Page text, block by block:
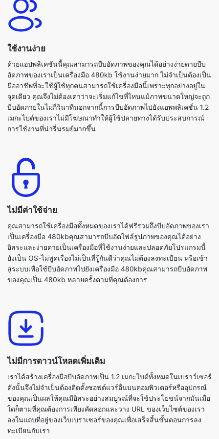
ใช้งานง่าย
ด้วยแอปพลิเคชันนี้คุณสามารถบีบอัดภาพของคุณได้อย่างง่ายดายบีบ
อัดภาพของเราเป็นเครื่องมือ 480kb ใช้งานง่ายมาก ไม่จำเป็นต้องเป็น
จุดเดียว คุณจึงไม่ต้องเดาว่าจะเริ่มแก้ไขที่ไหนแม้ภาพขนาดใหญ่จะถูก
บีบอัดภายในไม่กี่วินาทีนอกจากนี้การบีบอัดภาพไปยังแอพพลิเคชั่น 1.2
เมกะไบต์ของเราไม่มีโฆษณาทำให้ผู้ใช้ปลายทางได้รับประสบการณ์
การใช้งานที่น่ารื่นรมย์มากขึ้น
ไม่มีค่าใช้จ่าย
คุณสามารถใช้เครื่องมือทั้งหมดของเราได้ฟรีรวมถึงบีบอัดภาพของเรา
เป็นเครื่องมือ 480kbคุณสามารถบีบอัดไฟล์รูปภาพของคุณได้อย่าง
ยังเป็น OS-ไม่พูดเรื่องไม่เป็นที่รู้กันดีว่าคุณไม่ต้องลงทะเบียน หรือเข้า
สู่ระบบเพื่อใช้บีบอัดภาพไปยังเครื่องมือ 480kbคุณสามารถบีบอัดภาพ
ของคุณเป็น 480kb หลายครั้งตามที่คุณต้องการ
ไม่มีการดาวน์โหลดเพิ่มเติม
เราได้สร้างเครื่องมือบีบอัดภาพเป็น 1.2 เมกะไบต์ทั้งหมดในเบราว์เซอร์
ดังนั้นจึงไม่จำเป็นต้องติดตั้งซอฟต์แวร์อื่นบนคอมพิวเตอร์หรืออุปกรณ์
ใดก็ตามที่คุณต้องการเพียงคัดลอกและวาง URL ของเว็บไซต์ของเรา
ลงในแถบที่อยู่ของเว็บเบราเซอร์ของคุณเพื่อเสร็จสิ้นขั้นตอนการลง
ทะเบียนกับเรา